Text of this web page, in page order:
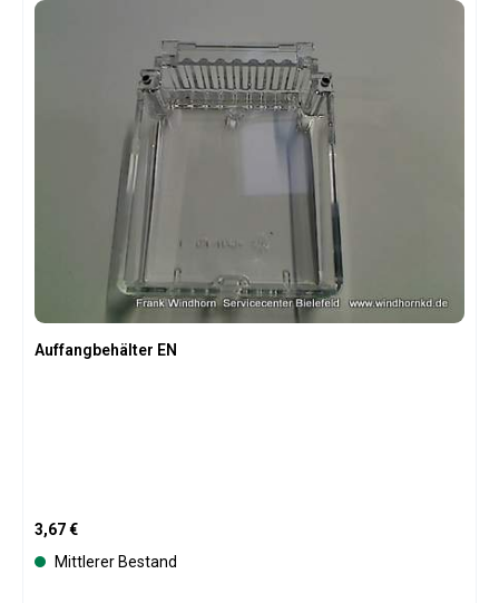
Auffangbehälter EN
Regulärer Preis:
3,67 €
Mittlerer Bestand